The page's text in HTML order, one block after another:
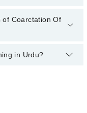
through
of Coarctation Of
Aorta in peshawar
in Urdu?